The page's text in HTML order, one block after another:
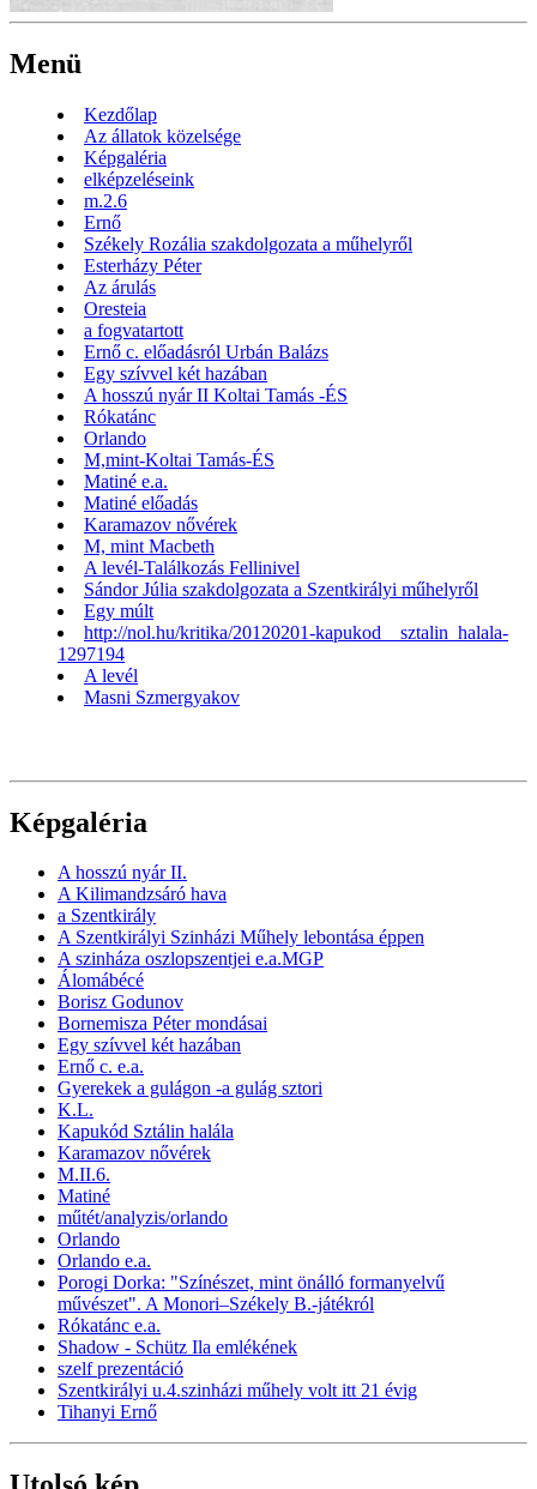
Menü
Kezdőlap
Az állatok közelsége
Képgaléria
elképzeléseink
m.2.6
Ernő
Székely Rozália szakdolgozata a műhelyről
Esterházy Péter
Az árulás
Oresteia
a fogvatartott
Ernő c. előadásról Urbán Balázs
Egy szívvel két hazában
A hosszú nyár II Koltai Tamás -ÉS
Rókatánc
Orlando
M,mint-Koltai Tamás-ÉS
Matiné e.a.
Matiné előadás
Karamazov nővérek
M, mint Macbeth
A levél-Találkozás Fellinivel
Sándor Júlia szakdolgozata a Szentkirályi műhelyről
Egy múlt
http://nol.hu/kritika/20120201-kapukod__sztalin_halala-
1297194
A levél
Masni Szmergyakov
Képgaléria
A hosszú nyár II.
A Kilimandzsáró hava
a Szentkirály
A Szentkirályi Szinházi Műhely lebontása éppen
A szinháza oszlopszentjei e.a.MGP
Álomábécé
Borisz Godunov
Bornemisza Péter mondásai
Egy szívvel két hazában
Ernő c. e.a.
Gyerekek a gulágon -a gulág sztori
K.L.
Kapukód Sztálin halála
Karamazov nővérek
M.II.6.
Matiné
műtét/analyzis/orlando
Orlando
Orlando e.a.
Porogi Dorka: "Színészet, mint önálló formanyelvű
művészet". A Monori–Székely B.-játékról
Rókatánc e.a.
Shadow - Schütz Ila emlékének
szelf prezentáció
Szentkirályi u.4.szinházi műhely volt itt 21 évig
Tihanyi Ernő